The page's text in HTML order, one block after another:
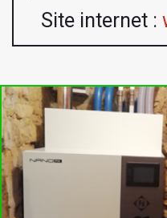
Site internet :